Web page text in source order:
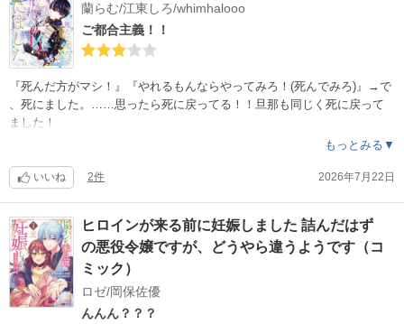
った時点でもう止めようかと思っていたのに、新刊出て条件反射で買っ
ちゃった。3巻が、2026年7月。さて、次はいつ出る？？？
蘭らむ/江東しろ/whimhalooo
ご都合主義！！
『死んだ方がマシ！』『やれるもんならやってみろ！(死んでみろ)』→で
、死にました。……思ったら死に戻ってる！！旦那も同じく死に戻って
ました！
合主義『だけ』で進む展開に気持ち悪くなってきたwww
たらやっぱり婚約者を好きになるのか？！ それこそ失笑よ。
そこは王子の方を選択するのが元婚約者へのざまぁでしょ。
頑張って読んだけど、更新間隔長すぎる上にご都合主義だけの浅いスト
ーリーにうんざり感が来てしまった。
もっとみる▼
いいね 2件 2026年7月22日
ヒロインが来る前に妊娠しました 詰んだはず
の悪役令嬢ですが、どうやら違うようです（コ
ミック）
ロゼ/岡保佐優
んんん？？？